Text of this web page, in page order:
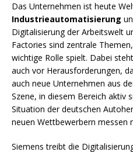
Das Unternehmen ist heute
Industrieautomatisierung
Digitalisierung der Arbeitswelt
Factories sind zentrale
wichtige Rolle spielt. Dabei
auch vor Herausforderungen,
auch neue Unternehmen aus
Szene, in diesem Bereich aktiv
Situation der deutschen
neuen Wettbewerbern messen
Siemens treibt die